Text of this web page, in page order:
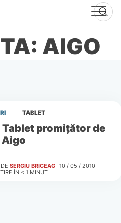
AIGO
TABLET
Tablet promiţător de
Aigo
DE SERGIU BRICEAG 10 / 05 / 2010
ÎN < 1 MINUT